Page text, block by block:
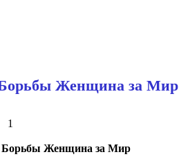
Женщина за Мир
1
Борьбы Женщина за Мир